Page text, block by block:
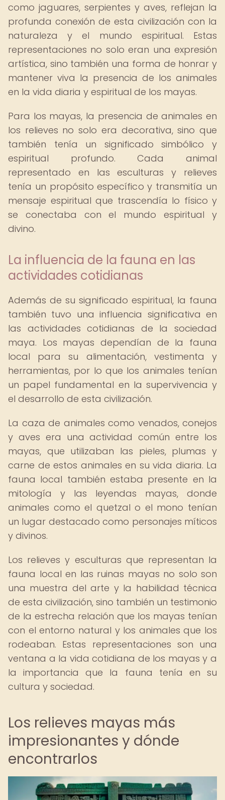
como jaguares, serpientes y aves, reflejan la
profunda conexión de esta civilización con la
naturaleza y el mundo espiritual. Estas
representaciones no solo eran una expresión
artística, sino también una forma de honrar y
mantener viva la presencia de los animales
en la vida diaria y espiritual de los mayas.
Para los mayas, la presencia de animales en
los relieves no solo era decorativa, sino que
también tenía un significado simbólico y
espiritual profundo. Cada animal
representado en las esculturas y relieves
tenía un propósito específico y transmitía un
mensaje espiritual que trascendía lo físico y
se conectaba con el mundo espiritual y
divino.
La influencia de la fauna en las
actividades cotidianas
Además de su significado espiritual, la fauna
también tuvo una influencia significativa en
las actividades cotidianas de la sociedad
maya. Los mayas dependían de la fauna
local para su alimentación, vestimenta y
herramientas, por lo que los animales tenían
un papel fundamental en la supervivencia y
el desarrollo de esta civilización.
La caza de animales como venados, conejos
y aves era una actividad común entre los
mayas, que utilizaban las pieles, plumas y
carne de estos animales en su vida diaria. La
fauna local también estaba presente en la
mitología y las leyendas mayas, donde
animales como el quetzal o el mono tenían
un lugar destacado como personajes míticos
y divinos.
Los relieves y esculturas que representan la
fauna local en las ruinas mayas no solo son
una muestra del arte y la habilidad técnica
de esta civilización, sino también un testimonio
de la estrecha relación que los mayas tenían
con el entorno natural y los animales que los
rodeaban. Estas representaciones son una
ventana a la vida cotidiana de los mayas y a
la importancia que la fauna tenía en su
cultura y sociedad.
Los relieves mayas más
impresionantes y dónde
encontrarlos